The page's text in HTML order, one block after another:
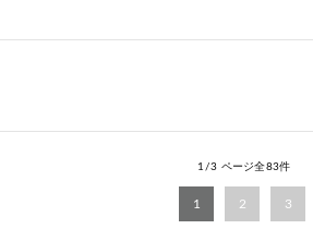
1/3 ページ全83件
1 2 3